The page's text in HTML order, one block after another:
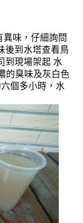
異味，仔細詢問
後到水塔查看鳥
到現場架起 水
的臭味及灰白色
個多小時，水